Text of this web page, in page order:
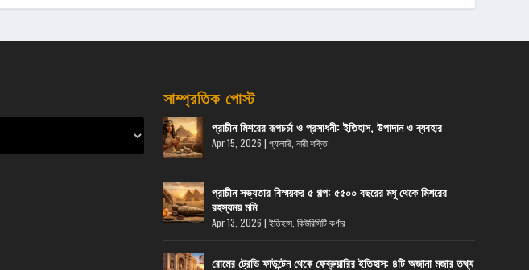
সাম্প্রতিক পোস্ট
প্রাচীন মিশরের রূপচর্চা ও প্রসাধনী: ইতিহাস, উপাদান ও ব্যবহার
Apr 15, 2026 | গ্যালারি, নারী শক্তি
প্রাচীন সভ্যতার বিস্ময়কর ৫ গল্প: ৫৫০০ বছরের মধু থেকে মিশরের
রহস্যময় মমি
Apr 13, 2026 | ইতিহাস, কিউরিসিটি কর্ণার
রোমের ট্রেভি ফাউন্টেন থেকে ফেব্রুয়ারির ইতিহাস: ৪টি অজানা মজার তথ্য